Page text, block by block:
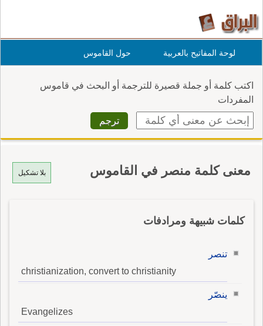
لوحة المفاتيح بالعربية حول القاموس
اكتب كلمة أو جملة قصيرة للترجمة أو البحث في قاموس
المفردات
بلا تشكيل معنى كلمة منصر في القاموس
كلمات شبيهة ومرادفات
تنصر
christianization, convert to christianity
ينصّر
Evangelizes